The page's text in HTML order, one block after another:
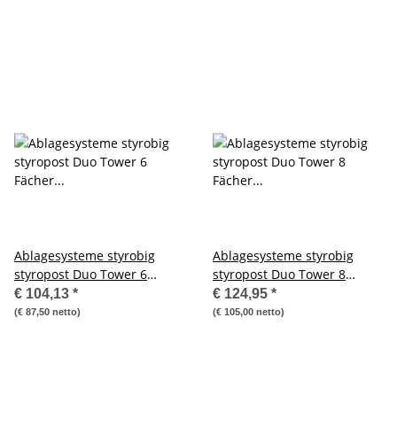
Ablagesysteme styrobig
styropost Duo Tower 6
Fächer Ablagebox
Ablagefach
€ 104,13 *
(€ 87,50 netto)
Ablagesysteme styrobig
styropost Duo Tower 8
Fächer Ablagebox
Ablagefach
€ 124,95 *
(€ 105,00 netto)